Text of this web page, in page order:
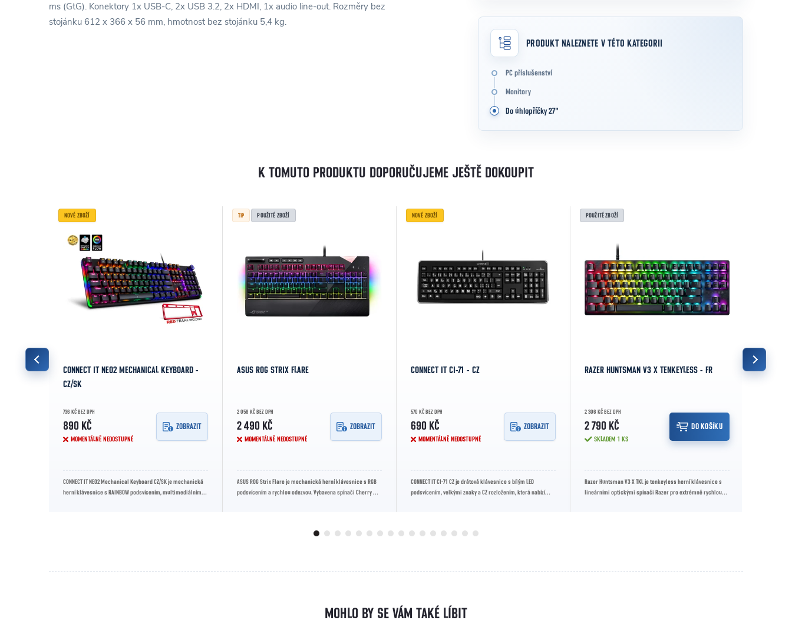
ms (GtG). Konektory 1x USB-C, 2x USB 3.2, 2x HDMI, 1x audio line-out. Rozměry bez
stojánku 612 x 366 x 56 mm, hmotnost bez stojánku 5,4 kg.
PRODUKT NALEZNETE V TÉTO KATEGORII
PC příslušenství
Monitory
Do úhlopříčky 27"
K TOMUTO PRODUKTU DOPORUČUJEME JEŠTĚ DOKOUPIT
NOVÉ ZBOŽÍ
CONNECT IT NEO2 MECHANICAL KEYBOARD -
CZ/SK
736 KČ BEZ DPH
890 KČ
MOMENTÁLNĚ NEDOSTUPNÉ
ZOBRAZIT
CONNECT IT NEO2 Mechanical Keyboard CZ/SK je mechanická
herní klávesnice s RAINBOW podsvícením, multimediálním
TIP POUŽITÉ ZBOŽÍ
ASUS ROG STRIX FLARE
2 058 KČ BEZ DPH
2 490 KČ
MOMENTÁLNĚ NEDOSTUPNÉ
ZOBRAZIT
ASUS ROG Strix Flare je mechanická herní klávesnice s RGB
podsvícením a rychlou odezvou. Vybavena spínači Cherry MX,
NOVÉ ZBOŽÍ
CONNECT IT CI-71 - CZ
570 KČ BEZ DPH
690 KČ
MOMENTÁLNĚ NEDOSTUPNÉ
ZOBRAZIT
CONNECT IT CI-71 CZ je drátová klávesnice s bílým LED
podsvícením, velkými znaky a CZ rozložením, která nabízí
POUŽITÉ ZBOŽÍ
RAZER HUNTSMAN V3 X TENKEYLESS - FR
2 306 KČ BEZ DPH
2 790 KČ
SKLADEM 1 KS
DO KOŠÍKU
Razer Huntsman V3 X TKL je tenkeyless herní klávesnice s
lineárními optickými spínači Razer pro extrémně rychlou